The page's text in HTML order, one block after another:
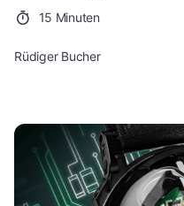
15 Minuten
Rüdiger Bucher